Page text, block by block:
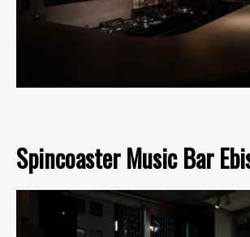
Spincoaster Music Bar